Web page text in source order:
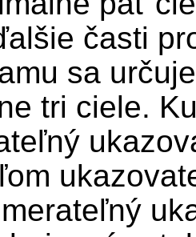
časti
sa
tri ciele.